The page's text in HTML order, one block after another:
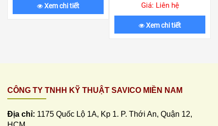
Xem chi tiết Giá: Liên hệ
Xem chi tiết
CÔNG TY TNHH KỸ THUẬT SAVICO MIỀN NAM
Địa chỉ: 1175 Quốc Lộ 1A, Kp 1. P. Thới An, Quận 12,